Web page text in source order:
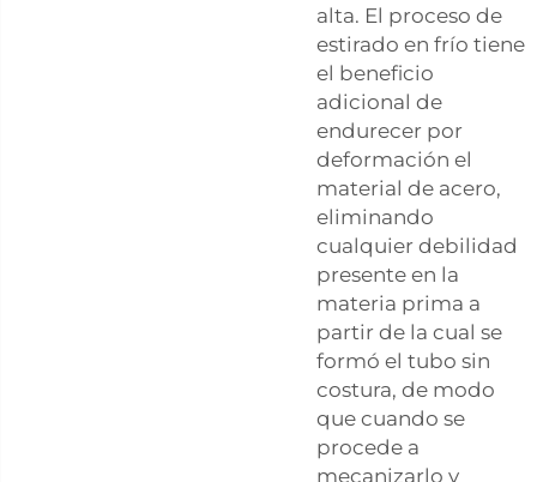
alta. El proceso de
estirado en frío tiene
el beneficio
adicional de
endurecer por
deformación el
material de acero,
eliminando
cualquier debilidad
presente en la
materia prima a
partir de la cual se
formó el tubo sin
costura, de modo
que cuando se
procede a
mecanizarlo y